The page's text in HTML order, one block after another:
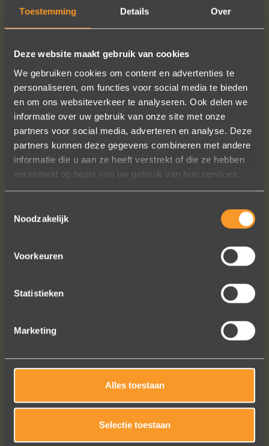
Toestemming Details Over
Deze website maakt gebruik van cookies
We gebruiken cookies om content en advertenties te
personaliseren, om functies voor social media te bieden
en om ons websiteverkeer te analyseren. Ook delen we
informatie over uw gebruik van onze site met onze
partners voor social media, adverteren en analyse. Deze
partners kunnen deze gegevens combineren met andere
informatie die u aan ze heeft verstrekt of die ze hebben
verzameld op basis van uw gebruik van hun services.
Noodzakelijk
Voorkeuren
Statistieken
Marketing
Alles toestaan
Selectie toestaan
SUIVEZ-NOUS SUR LES MÉDIAS SOCIAUX
Een droom die uitkomt, de ringen zijn
Bekijk al onze reviews